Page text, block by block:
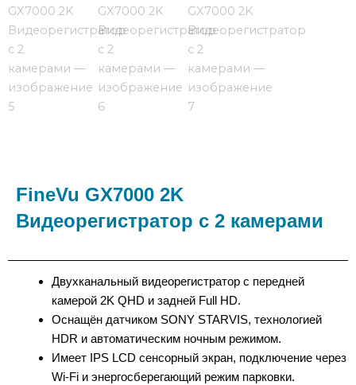
FineVu GX7000 2K
Видеорегистратор с 2 камерами
Двухканальный видеорегистратор с передней
камерой 2K QHD и задней Full HD.
Оснащён датчиком SONY STARVIS, технологией
HDR и автоматическим ночным режимом.
Имеет IPS LCD сенсорный экран, подключение через
Wi-Fi и энергосберегающий режим парковки.